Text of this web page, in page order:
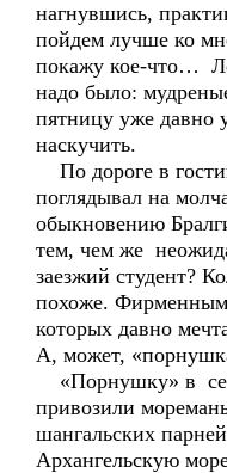
нагнувшись,
пойдем лучше ко
покажу кое-что…
надо было:
пятницу уже давно
наскучить.
По дороге в
поглядывал на
обыкновению
тем, чем же
заезжий студент?
похоже.
которых давно
А, может,
«Порнушку» в
привозили
шангальских
Архангельскую